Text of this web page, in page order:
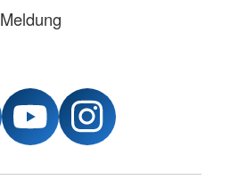
Meldung